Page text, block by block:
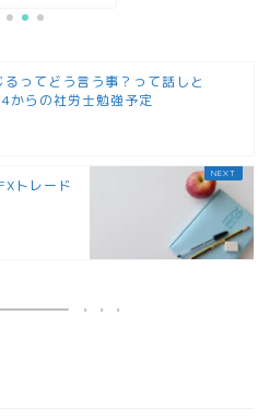
るってどう言う事？って話しと
からの社労士勉強予定
トレード